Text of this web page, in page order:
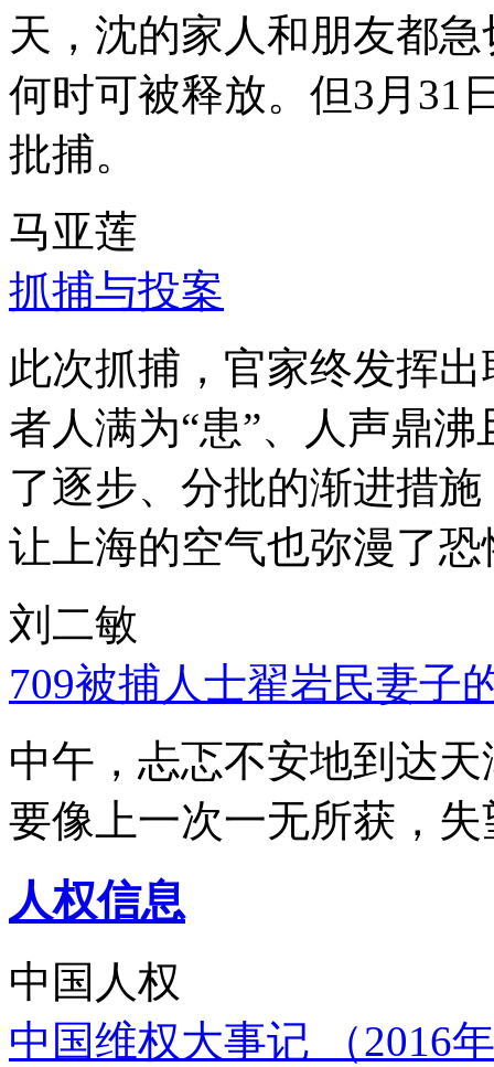
天，沈的家人和朋友都
何时可被释放。但3月31
批捕。
马亚莲
抓捕与投案
此次抓捕，官家终发挥
者人满为“患”、人声鼎
了逐步、分批的渐进措
让上海的空气也弥漫了
刘二敏
709被捕人士翟岩民妻子
中午，忐忑不安地到达
要像上一次一无所获，
人权信息
中国人权
中国维权大事记 （2016